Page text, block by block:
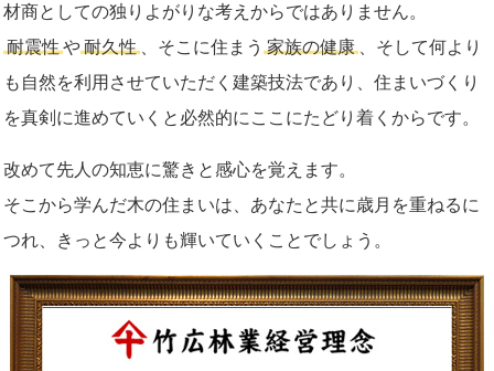
材商としての独りよがりな考えからではありません。
耐震性や耐久性 、そこに住まう 家族の健康
、そして何より
も自然を利用させていただく建築技法であり、住まいづくり
を真剣に進めていくと必然的にここにたどり着くからです。
改めて先人の知恵に驚きと感心を覚えます。
そこから学んだ木の住まいは、あなたと共に歳月を重ねるに
つれ、きっと今よりも輝いていくことでしょう。